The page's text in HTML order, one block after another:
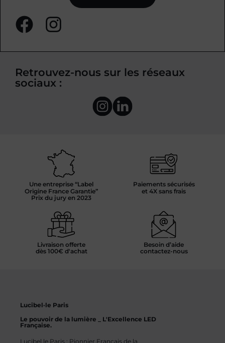
Retrouvez-nous sur les réseaux
sociaux :
Une entreprise “Label
Origine France Garantie”
Prix du jury en 2023
Paiements sécurisés
et 4X sans frais
Livraison offerte
dès 100€ d'achat
Besoin d’aide
contactez-nous
Lucibel·le Paris
Le pouvoir de la lumière _ L'Excellence LED
Française.
Lucibel.le Paris : Pionnier Français de la